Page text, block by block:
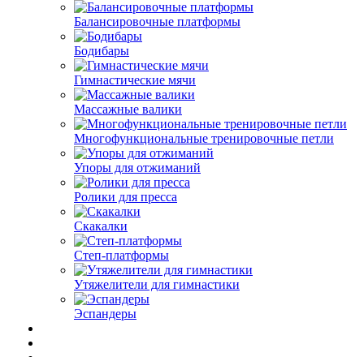
Балансировочные платформы
Бодибары
Гимнастические мячи
Массажные валики
Многофункциональные тренировочные петли
Упоры для отжиманий
Ролики для пресса
Скакалки
Степ-платформы
Утяжелители для гимнастики
Эспандеры